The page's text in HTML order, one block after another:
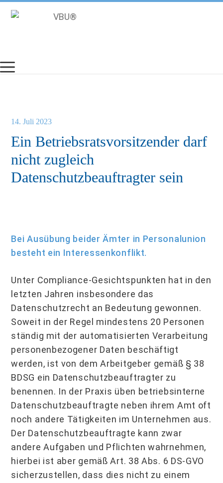
Inhalt
Ein Betriebsratsvorsitzender darf
nicht zugleich
Datenschutzbeauftragter sein
14. Juli 2023
Bei Ausübung beider Ämter in Personalunion
besteht ein Interessenkonflikt.
Unter Compliance-Gesichtspunkten hat in den
letzten Jahren insbesondere das
Datenschutzrecht an Bedeutung gewonnen.
Soweit in der Regel mindestens 20 Personen
ständig mit der automatisierten Verarbeitung
personenbezogener Daten beschäftigt
werden, ist von dem Arbeitgeber gemäß § 38
BDSG ein Datenschutzbeauftragter zu
benennen. In der Praxis üben betriebsinterne
Datenschutzbeauftragte neben ihrem Amt oft
noch andere Tätigkeiten im Unternehmen aus.
Der Datenschutzbeauftragte kann zwar
andere Aufgaben und Pflichten wahrnehmen,
hierbei ist aber gemäß Art. 38 Abs. 6 DS-GVO
sicherzustellen, dass dies nicht zu einem